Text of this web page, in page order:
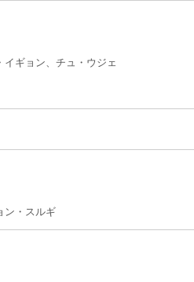
ギョン、チュ・ウジェ
ン・スルギ